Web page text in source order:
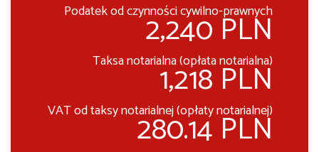
Podatek od czynności cywilno-prawnych
2,240 PLN
Taksa notarialna (opłata notarialna)
1,218 PLN
VAT od taksy notarialnej (opłaty notarialnej)
280.14 PLN